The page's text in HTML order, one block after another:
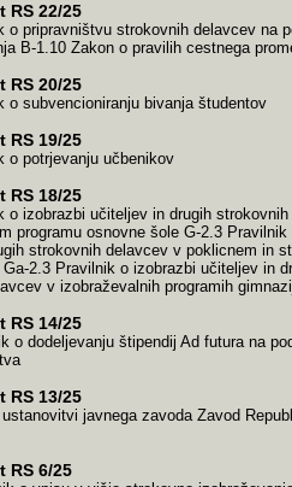
RS 22/25
o pripravništvu strokovnih delavcev na
B-1.10 Zakon o pravilih cestnega
RS 20/25
o subvencioniranju bivanja študentov
RS 19/25
o potrjevanju učbenikov
RS 18/25
o izobrazbi učiteljev in drugih
programu osnovne šole G-2.3 Pravilnik
strokovnih delavcev v poklicnem in
2.3 Pravilnik o izobrazbi učiteljev in
v izobraževalnih programih
RS 14/25
o dodeljevanju štipendij Ad futura na
RS 13/25
javnega zavoda Zavod
RS 6/25